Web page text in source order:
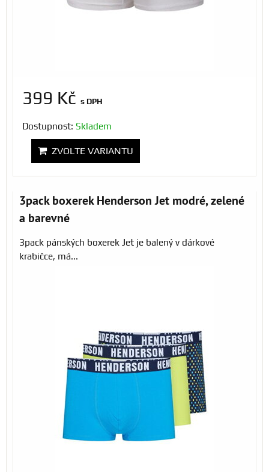
399 Kč s DPH
Dostupnost: Skladem
ZVOLTE VARIANTU
3pack boxerek Henderson Jet modré, zelené
a barevné
3pack pánských boxerek Jet je balený v dárkové
krabičce, má...